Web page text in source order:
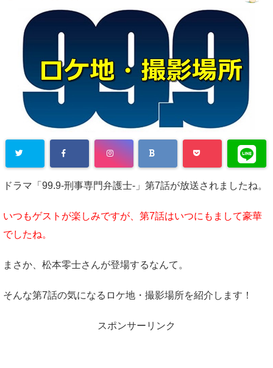
ドラマ「99.9-刑事専門弁護士-」第7話が放送されましたね。
いつもゲストが楽しみですが、第7話はいつにもまして豪華
でしたね。
まさか、松本零士さんが登場するなんて。
そんな第7話の気になるロケ地・撮影場所を紹介します！
スポンサーリンク